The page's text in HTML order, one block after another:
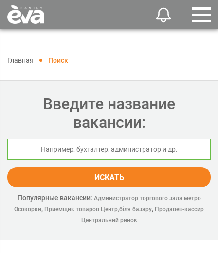
Главная Поиск
Введите название
вакансии:
ИСКАТЬ
Популярные вакансии: Администратор торгового зала метро
Осокорки, Приемщик товаров Центр,біля базару, Продавец-кассир
Центральний ринок